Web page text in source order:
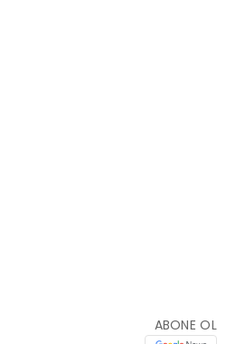
ABONE OL